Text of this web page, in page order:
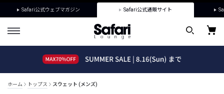
Safari公式ウェブマガジン Safari公式通販サイト
ホーム トップス スウェット (メンズ)